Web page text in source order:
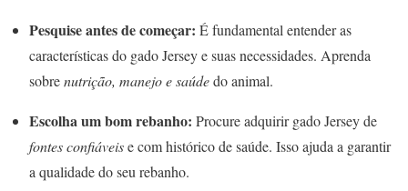
Pesquise antes de começar: É fundamental entender as
características do gado Jersey e suas necessidades. Aprenda
sobrenutrição, manejo e saúdedo animal.
Escolha um bom rebanho: Procure adquirir gado Jersey de
fontes confiáveise com histórico de saúde. Isso ajuda a garantir
a qualidade do seu rebanho.